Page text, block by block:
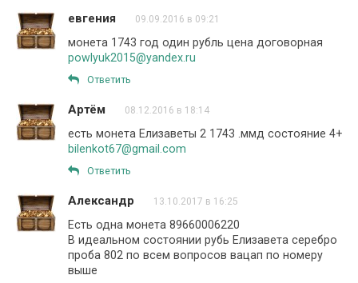
евгения 09.09.2016 в 09:21
монета 1743 год один рубль цена договорная
powlyuk2015@yandex.ru
Ответить
Артём 08.12.2016 в 18:14
есть монета Елизаветы 2 1743 .ммд состояние 4+
bilenkot67@gmail.com
Ответить
Александр 13.10.2017 в 16:25
Есть одна монета 89660006220
В идеальном состоянии рубь Елизавета серебро
проба 802 по всем вопросов вацап по номеру
выше